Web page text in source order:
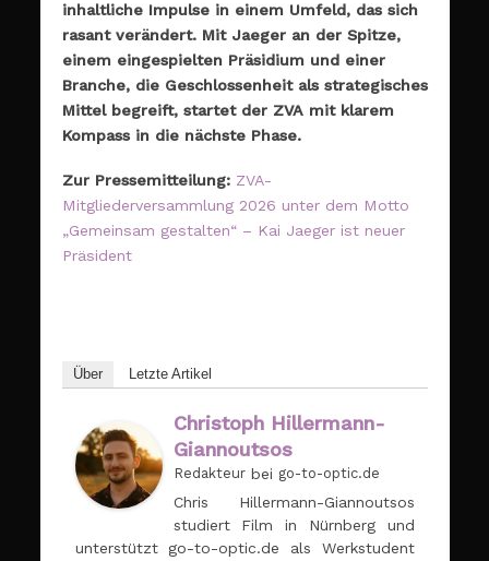
inhaltliche Impulse in einem Umfeld, das sich
rasant verändert. Mit Jaeger an der Spitze,
einem eingespielten Präsidium und einer
Branche, die Geschlossenheit als strategisches
Mittel begreift, startet der ZVA mit klarem
Kompass in die nächste Phase.
Zur Pressemitteilung: ZVA-
Mitgliederversammlung 2026 unter dem Motto
„Gemeinsam gestalten“ – Kai Jaeger ist neuer
Präsident
Über Letzte Artikel
Christoph Hillermann-
Giannoutsos
Redakteurbei go-to-optic.de
Chris Hillermann-Giannoutsos
studiert Film in Nürnberg und
unterstützt go-to-optic.de als Werkstudent